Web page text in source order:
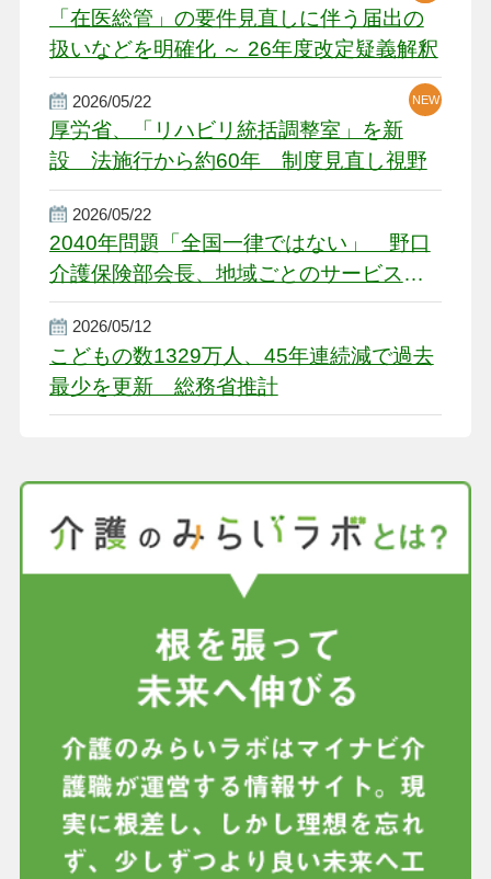
「在医総管」の要件見直しに伴う届出の
扱いなどを明確化 ～ 26年度改定疑義解釈
2026/05/22
厚労省、「リハビリ統括調整室」を新
設 法施行から約60年 制度見直し視野
NEW
2026/05/22
2040年問題「全国一律ではない」 野口
介護保険部会長、地域ごとのサービス基
盤整備を促す
2026/05/12
こどもの数1329万人、45年連続減で過去
最少を更新 総務省推計